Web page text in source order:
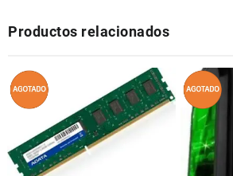
Productos relacionados